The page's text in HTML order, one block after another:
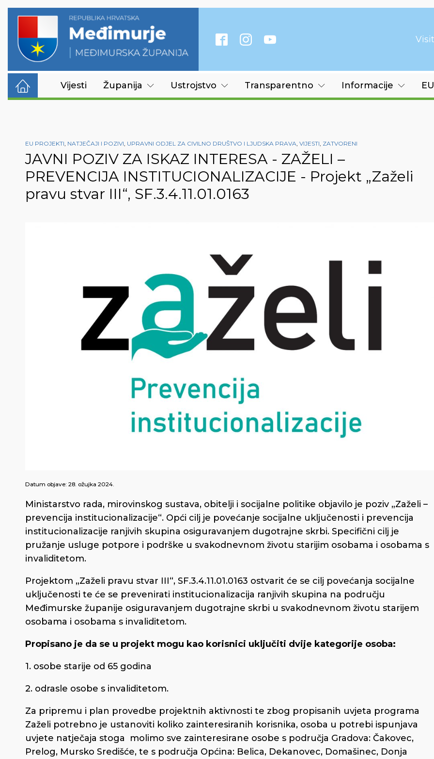
Vijesti Županija Ustrojstvo Transparentno Informacije
EU PROJEKTI, NATJEČAJI I POZIVI, UPRAVNI ODJEL ZA CIVILNO DRUŠTVO I LJUDSKA PRAVA, VIJESTI, ZATVORENI
JAVNI POZIV ZA ISKAZ INTERESA - ZAŽELI –
PREVENCIJA INSTITUCIONALIZACIJE - Projekt „Zaželi
pravu stvar III“, SF.3.4.11.01.0163
Datum objave: 28. ožujka 2024.
Ministarstvo rada, mirovinskog sustava, obitelji i socijalne politike objavilo je poziv „Zaželi –
prevencija institucionalizacije“. Opći cilj je povećanje socijalne uključenosti i prevencija
institucionalizacije ranjivih skupina osiguravanjem dugotrajne skrbi. Specifični cilj je
pružanje usluge potpore i podrške u svakodnevnom životu starijim osobama i osobama s
invaliditetom.
Projektom „Zaželi pravu stvar III“, SF.3.4.11.01.0163 ostvarit će se cilj povećanja socijalne
uključenosti te će se prevenirati institucionalizacija ranjivih skupina na području
Međimurske županije osiguravanjem dugotrajne skrbi u svakodnevnom životu starijem
osobama i osobama s invaliditetom.
Propisano je da se u projekt mogu kao korisnici uključiti dvije kategorije osoba:
1. osobe starije od 65 godina
2. odrasle osobe s invaliditetom.
Za pripremu i plan provedbe projektnih aktivnosti te zbog propisanih uvjeta programa
Zaželi potrebno je ustanoviti koliko zainteresiranih korisnika, osoba u potrebi ispunjava
uvjete natječaja stoga molimo sve zainteresirane osobe s područja Gradova: Čakovec,
Prelog, Mursko Središće, te s područja Općina: Belica, Dekanovec, Domašinec, Donja